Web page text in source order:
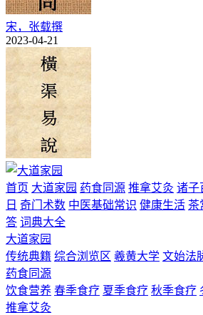
宋，张载撰
2023-04-21
首页 大道家园 药食同源 推拿艾灸 诸子
日 奇门术数 中医基础常识 健康生活 茶
答 词典大全
大道家园
传统典籍 综合浏览区 羲黄大学 文始法
药食同源
饮食营养 春季食疗 夏季食疗 秋季食疗
推拿艾灸